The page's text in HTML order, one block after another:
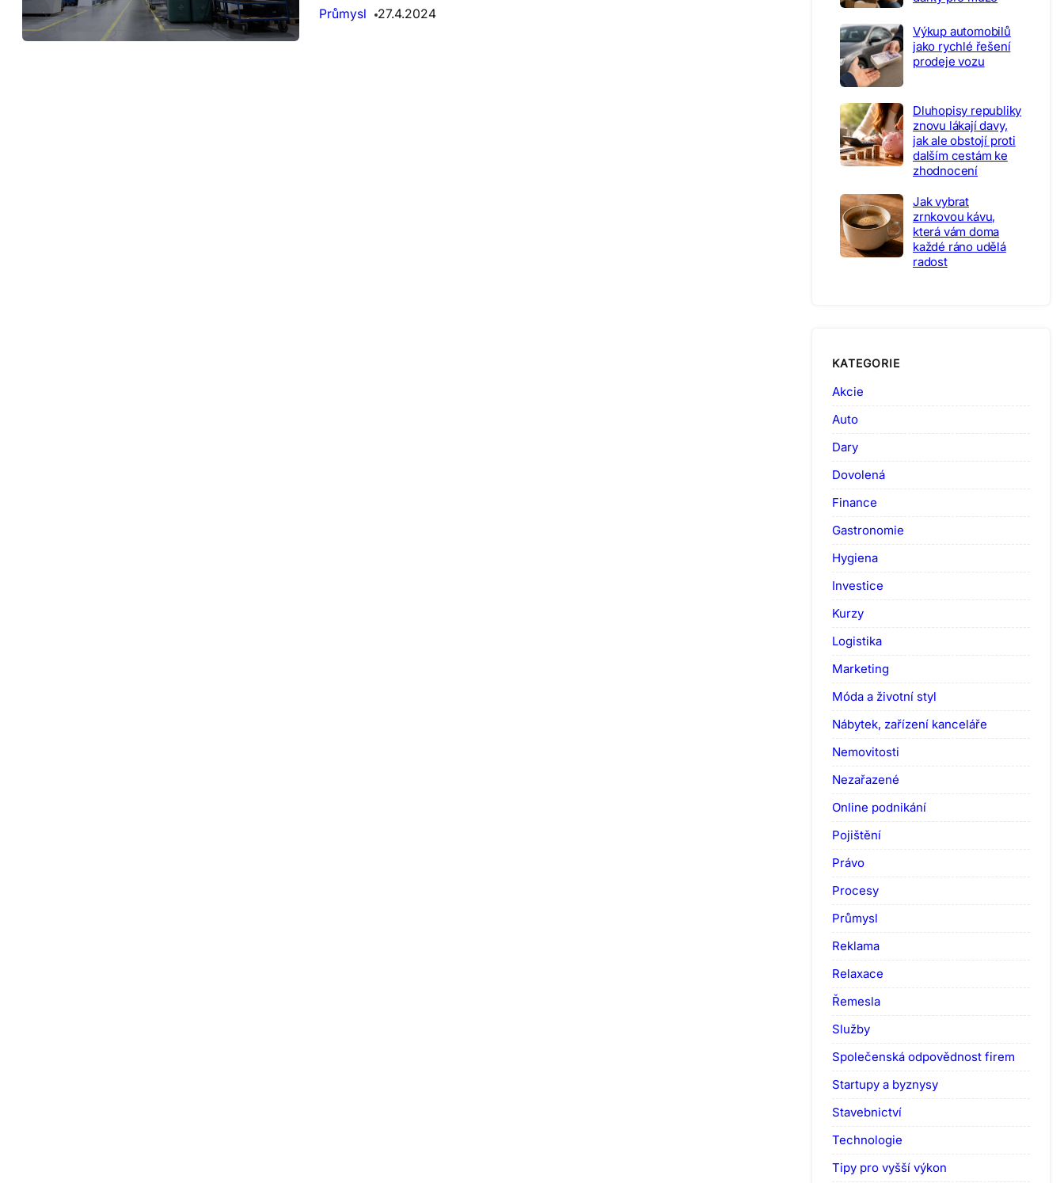
Průmysl
27.4.2024
Výkup automobilů
jako rychlé řešení
prodeje vozu
Dluhopisy republiky
znovu lákají davy,
jak ale obstojí proti
dalším cestám ke
zhodnocení
Jak vybrat
zrnkovou kávu,
která vám doma
každé ráno udělá
radost
KATEGORIE
Akcie
Auto
Dary
Dovolená
Finance
Gastronomie
Hygiena
Investice
Kurzy
Logistika
Marketing
Móda a životní styl
Nábytek, zařízení kanceláře
Nemovitosti
Nezařazené
Online podnikání
Pojištění
Právo
Procesy
Průmysl
Reklama
Relaxace
Řemesla
Služby
Společenská odpovědnost firem
Startupy a byznysy
Stavebnictví
Technologie
Tipy pro vyšší výkon